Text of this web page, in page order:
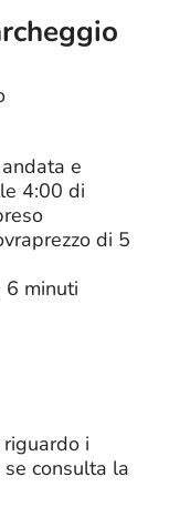
e
4:00 di
di 5
6 minuti
riguardo i
consulta la